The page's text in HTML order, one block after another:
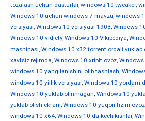
tozalash uchun dasturlar, windows 10 tweaker,
Windows 10 uchun windows 7 mavzu, windows
versiyasi, Windows 10 versiyasi 1903, Windows
Windows 10 vidjety, Windows 10 Vikipediya,
mashinasi, Windows 10 x32 torrent orqali yuklab
xavfsiz rejimda, Windows 10 xripit ovoz,
windows 10 yangilanishini olib tashlash,
windows 10 yillik versiyasi, Windows 10 yordam
Windows 10 yuklab olinmagan, Windows 10
yuklab olish ekrani, Windows 10 yuqori tizim
windows 10 х64, Windows 10-da kechikishlar,